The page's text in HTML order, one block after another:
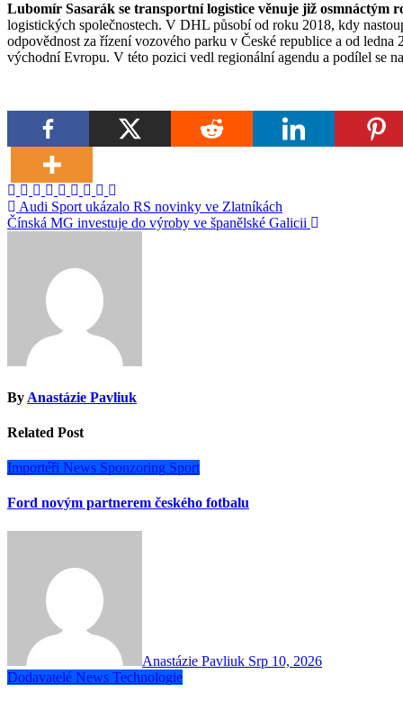
Lubomír Sasarák se transportní logistice věnuje již osmnáctým
logistických společnostech. V DHL působí od roku 2018, kdy
odpovědnost za řízení vozového parku v České republice a od
východní Evropu. V této pozici vedl regionální agendu a podílel se
Navigace
pro
Audi Sport ukázalo RS novinky ve Zlatníkách
Čínská MG investuje do výroby ve španělské Galicii
By Anastázie Pavliuk
Related Post
Importéři News Sponzoring Sport
Ford novým partnerem českého fotbalu
Anastázie Pavliuk Srp 10, 2026
Dodavatelé News Technologie